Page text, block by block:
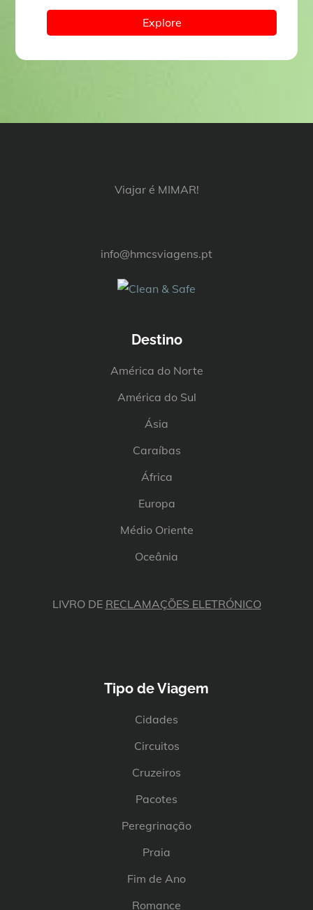
Explore
Viajar é MIMAR!
info@hmcsviagens.pt
Destino
América do Norte
América do Sul
Ásia
Caraíbas
África
Europa
Médio Oriente
Oceânia
LIVRO DE RECLAMAÇÕES ELETRÓNICO
Tipo de Viagem
Cidades
Circuitos
Cruzeiros
Pacotes
Peregrinação
Praia
Fim de Ano
Romance